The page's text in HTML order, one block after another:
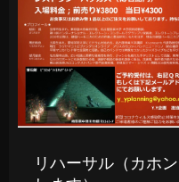
リハーサル（カホ